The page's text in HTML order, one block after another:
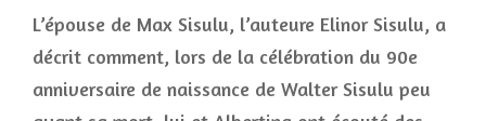
L’épouse de Max Sisulu, l’auteure Elinor Sisulu, a
décrit comment, lors de la célébration du 90e
anniversaire de naissance de Walter Sisulu peu